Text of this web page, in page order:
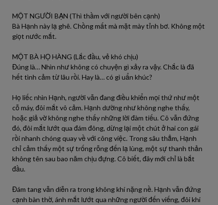
MỘT NGƯỜI BẠN (Thì thầm với người bên cạnh)
Bà Hạnh này lạ ghê. Chồng mất mà mặt mày tỉnh bơ. Không một
giọt nước mắt.
MỘT BÀ HỌ HÀNG (Lắc đầu, vẻ khó chịu)
Đúng là… Nhìn như không có chuyện gì xảy ra vậy. Chắc là đã
hết tình cảm từ lâu rồi. Hay là… có gì uẩn khúc?
Họ liếc nhìn Hạnh, người vẫn đang điều khiển mọi thứ như một
cỗ máy, đôi mắt vô cảm. Hạnh dường như không nghe thấy,
hoặc giả vờ không nghe thấy những lời đàm tiếu. Cô vẫn đứng
đó, đôi mắt lướt qua đám đông, dừng lại một chút ở hai con gái
rồi nhanh chóng quay về với công việc. Trong sâu thẳm, Hạnh
chỉ cảm thấy một sự trống rỗng đến lạ lùng, một sự thanh thản
không tên sau bao năm chịu đựng. Cô biết, đây mới chỉ là bắt
đầu.
Đám tang vẫn diễn ra trong không khí nặng nề. Hạnh vẫn đứng
cạnh bàn thờ, ánh mắt lướt qua những người đến viếng, đôi khi